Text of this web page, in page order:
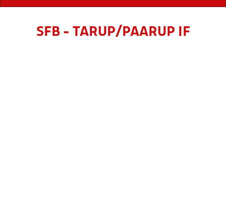
SFB - TARUP/PAARUP IF